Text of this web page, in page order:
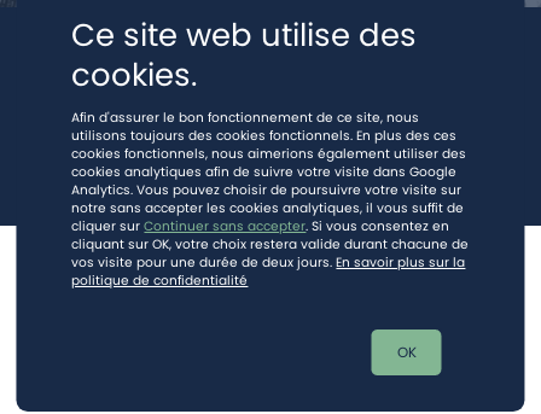
Mentions légales- Vie privée (RGPD)
Ce site est protégé par reCAPTCHA et la
Ce site web utilise des
cookies.
Afin d'assurer le bon fonctionnement de ce site, nous
utilisons toujours des cookies fonctionnels. En plus des ces
cookies fonctionnels, nous aimerions également utiliser des
cookies analytiques afin de suivre votre visite dans Google
Analytics. Vous pouvez choisir de poursuivre votre visite sur
notre sans accepter les cookies analytiques, il vous suffit de
cliquer surContinuer sans accepter. Si vous consentez en
cliquant sur OK, votre choix restera valide durant chacune de
vos visite pour une durée de deux jours.En savoir plus sur la
politique de confidentialité
OK